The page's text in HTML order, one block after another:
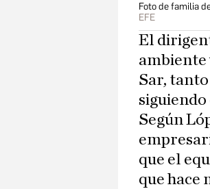
Foto de familia
EFE
El
ambiente
Sar,
Según
que el
que hace